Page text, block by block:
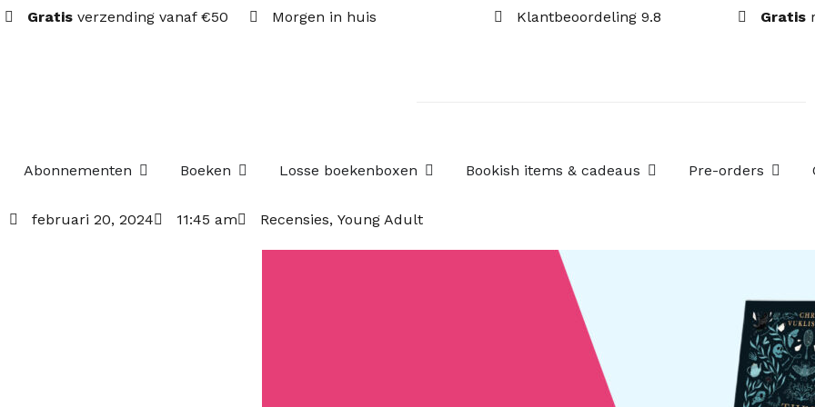
Gratis verzending vanaf €50 Morgen in huis Klantbeoordeling 9.8 Gratis
Abonnementen Open Abonnementen
Boeken Open Boeken
Losse boekenboxen Open Losse boekenboxen
Bookish items & cadeaus Open Bookish items &
Pre-orders Open
februari 20, 2024 11:45 am Recensies, Young Adult